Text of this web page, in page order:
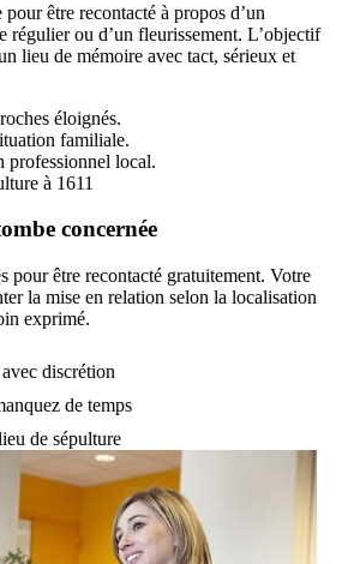
être recontacté à propos d’un
régulier ou d’un fleurissement. L’objectif
lieu de mémoire avec tact, sérieux et
éloignés.
familiale.
professionnel local.
à 1611
concernée
pour être recontacté gratuitement. Votre
la mise en relation selon la localisation
exprimé.
discrétion
de temps
de sépulture